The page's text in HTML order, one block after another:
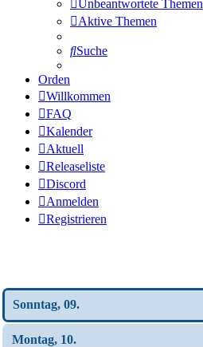
Unbeantwortete Themen
Aktive Themen
Suche
Orden
Willkommen
FAQ
Kalender
Aktuell
Releaseliste
Discord
Anmelden
Registrieren
Sonntag, 09.
Montag, 10.